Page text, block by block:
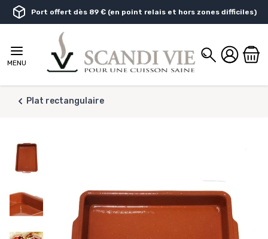
Aller au contenu
Port offert dès 89 € (en point relais et hors zones difficiles)
MENU
Chercher
Plat rectangulaire